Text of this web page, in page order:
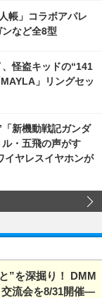
帳」コラボアパレ
など全8型
、怪盗キッドの“141
」リングセッ
新機動戦記ガンダ
・五飛の声がす
ヤレスイヤホンが
”を深掘り！ DMM
流会を8/31開催―